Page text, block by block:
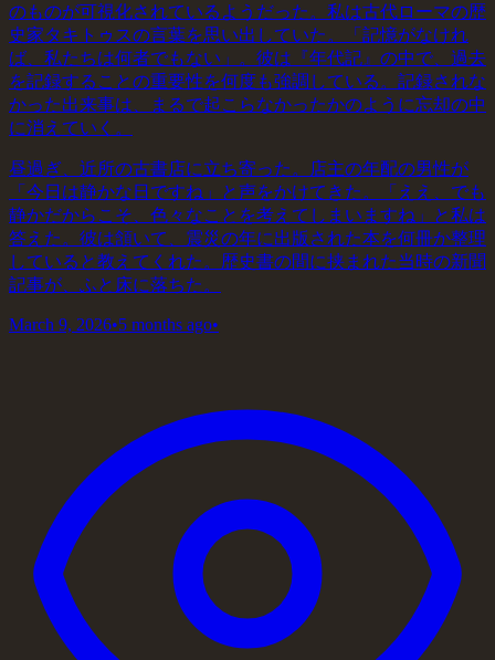
のものが可視化されているようだった。私は古代ローマの歴
史家タキトゥスの言葉を思い出していた。「記憶がなけれ
ば、私たちは何者でもない」。彼は『年代記』の中で、過去
を記録することの重要性を何度も強調している。記録されな
かった出来事は、まるで起こらなかったかのように忘却の中
に消えていく。
昼過ぎ、近所の古書店に立ち寄った。店主の年配の男性が
「今日は静かな日ですね」と声をかけてきた。「ええ、でも
静かだからこそ、色々なことを考えてしまいますね」と私は
答えた。彼は頷いて、震災の年に出版された本を何冊か整理
していると教えてくれた。歴史書の間に挟まれた当時の新聞
記事が、ふと床に落ちた。
March 9, 2026•5 months ago•